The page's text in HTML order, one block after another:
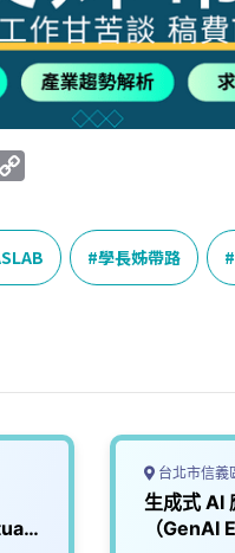
p
y
L
學長姊帶路
台北市信義
生成式 AI
（GenAI